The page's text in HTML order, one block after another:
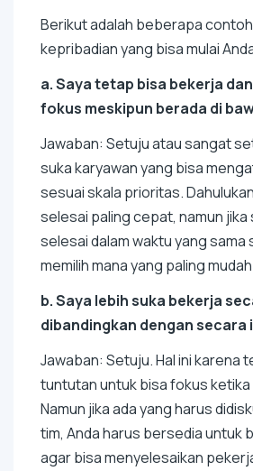
Berikut adalah beberapa
kepribadian yang bisa mulai
a. Saya tetap bisa bekerja
fokus meskipun berada di
Jawaban: Setuju atau sangat
suka karyawan yang bisa
sesuai skala prioritas.
selesai paling cepat, namun jika
selesai dalam waktu yang sama
memilih mana yang paling
b. Saya lebih suka bekerja
dibandingkan dengan secara
Jawaban: Setuju. Hal ini karena
tuntutan untuk bisa fokus
Namun jika ada yang harus
tim, Anda harus bersedia untuk
agar bisa menyelesaikan